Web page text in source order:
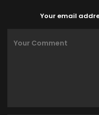
Your email